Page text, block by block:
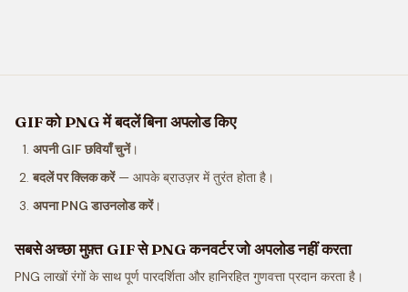
GIF को PNG में बदलें बिना अपलोड किए
अपनी GIF छवियाँ चुनें।
बदलें पर क्लिक करें— आपके ब्राउज़र में तुरंत होता है।
अपना PNG डाउनलोड करें।
सबसे अच्छा मुफ़्त GIF से PNG कनवर्टर जो अपलोड नहीं करता
PNG लाखों रंगों के साथ पूर्ण पारदर्शिता और हानिरहित गुणवत्ता प्रदान करता है।